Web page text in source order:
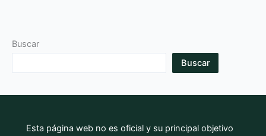
Buscar
Buscar
Esta página web no es oficial y su principal objetivo